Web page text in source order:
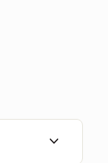
expand_more